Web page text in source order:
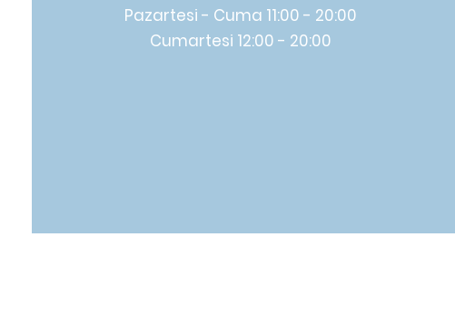
Pazartesi - Cuma 11:00 - 20:00
Cumartesi 12:00 - 20:00